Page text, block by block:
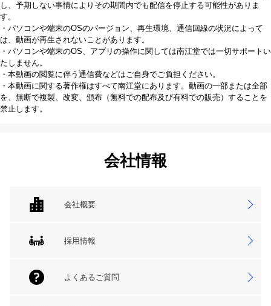
し、予期しない事情によりその期間内でも配信を停止する可能性がありま
す。
・パソコンや端末のOSのバージョン、再生環境、通信回線の状況によって
は、動画が再生されないことがあります。
・パソコンや端末のOS、アプリの操作に関しては南江堂では一切サポートい
たしません。
・本動画の閲覧に伴う通信費などはご自身でご負担ください。
・本動画に関する著作権はすべて南江堂にあります。動画の一部または全部
を、無断で複製、改変、頒布（無料での配布及び有料での販売）することを
禁止します。
会社情報
会社概要
採用情報
よくあるご質問